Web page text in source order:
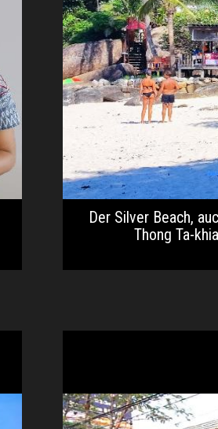
Der Silver Beach,
Thong Ta-